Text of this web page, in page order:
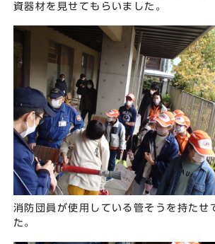
資器材を見せてもらいました。
消防団員が使用している管そうを持たせ
た。